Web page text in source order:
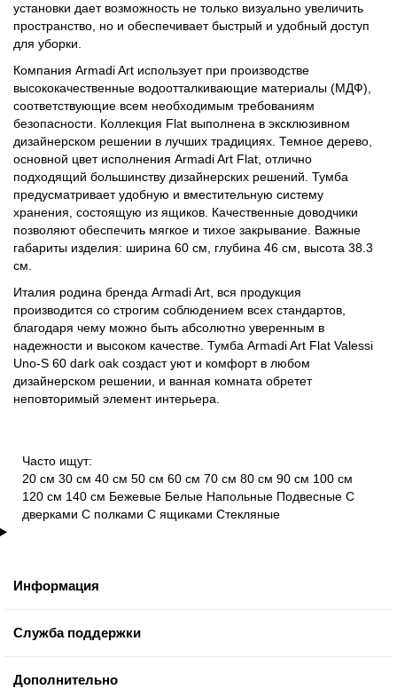
установки дает возможность не только визуально увеличить
пространство, но и обеспечивает быстрый и удобный доступ
для уборки.
Компания Armadi Art использует при производстве
высококачественные водоотталкивающие материалы (МДФ),
соответствующие всем необходимым требованиям
безопасности. Коллекция Flat выполнена в эксклюзивном
дизайнерском решении в лучших традициях. Темное дерево,
основной цвет исполнения Armadi Art Flat, отлично
подходящий большинству дизайнерских решений. Тумба
предусматривает удобную и вместительную систему
хранения, состоящую из ящиков. Качественные доводчики
позволяют обеспечить мягкое и тихое закрывание. Важные
габариты изделия: ширина 60 см, глубина 46 см, высота 38.3
см.
Италия родина бренда Armadi Art, вся продукция
производится со строгим соблюдением всех стандартов,
благодаря чему можно быть абсолютно уверенным в
надежности и высоком качестве. Тумба Armadi Art Flat Valessi
Uno-S 60 dark oak создаст уют и комфорт в любом
дизайнерском решении, и ванная комната обретет
неповторимый элемент интерьера.
Часто ищут:
20 см 30 см 40 см 50 см 60 см 70 см 80 см 90 см 100 см
120 см 140 см Бежевые Белые Напольные Подвесные С
дверками С полками С ящиками Стекляные
Информация
Служба поддержки
Дополнительно